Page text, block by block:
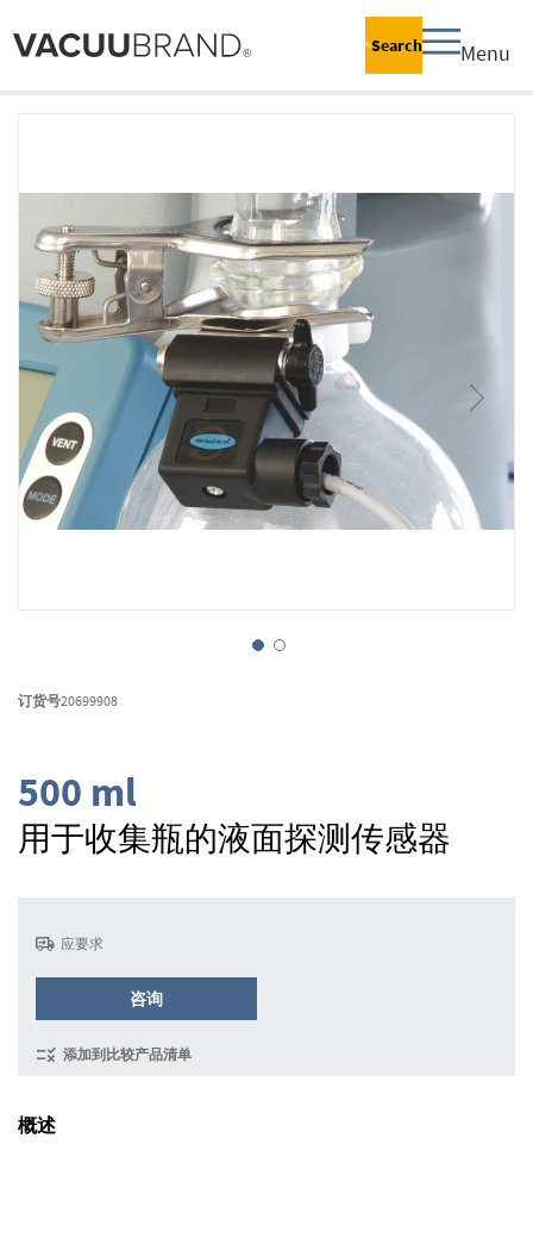
Search Menu
尾
转
库
开
500 ml
用于收集瓶的液面探测传感器
概述
订货号20699908
应要求
咨询
添加到比较产品清单